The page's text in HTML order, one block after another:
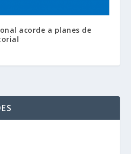
acorde a planes de